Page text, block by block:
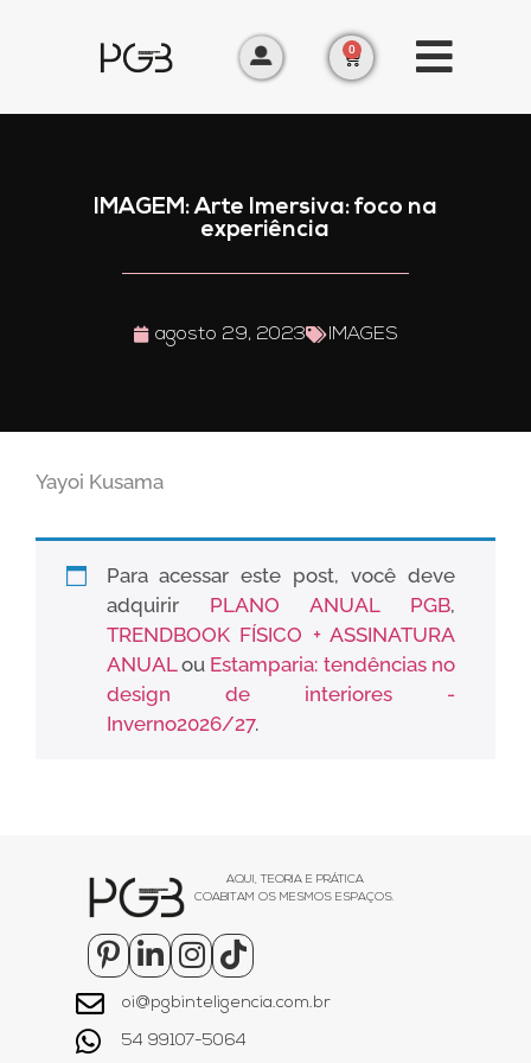
0
IMAGEM: Arte Imersiva: foco na
experiência
agosto 29, 2023 IMAGES
Yayoi Kusama
Para acessar este post, você deve
adquirir PLANO ANUAL PGB,
TRENDBOOK FÍSICO + ASSINATURA
ANUALou Estamparia: tendências no
design de interiores -
Inverno2026/27.
AQUI, TEORIA E PRÁTICA
COABITAM OS MESMOS ESPAÇOS.
oi@pgbinteligencia.com.br
54 99107-5064